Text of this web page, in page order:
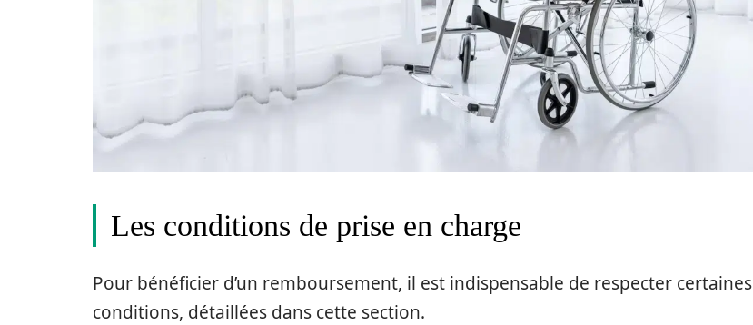
Les conditions de prise en charge
Pour bénéficier d’un remboursement, il est indispensable de respecter certaines
conditions, détaillées dans cette section.